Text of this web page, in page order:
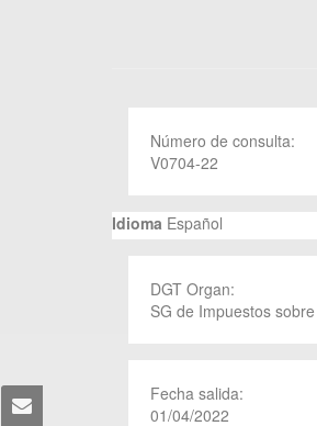
Número de consulta:
V0704-22
Idioma Español
DGT Organ:
SG de Impuestos
Fecha salida:
01/04/2022